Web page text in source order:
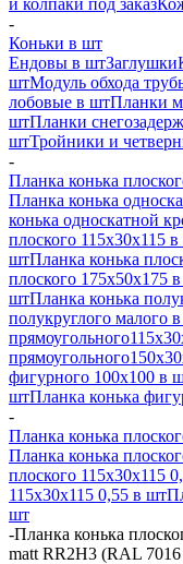
и колпаки под заказ
-
Коньки в шт
Ендовы в штЗаглушки
штМодуль обхода
лобовые в штПланки
штПланки
штТройники и
-
Планка конька
Планка конька
конька односкатной
плоского 115х30х115
штПланка конька
плоского 175х50х175
штПланка конька
полукруглого малого
фигурного 100x100 в
штПланка конька
-
Планка конька
Планка конька
плоского 115х30х115
115х30х115 0,55 в шт
шт
-Планка конька
matt RR2Н3 (RAL